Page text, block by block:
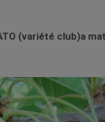
(variété club)a